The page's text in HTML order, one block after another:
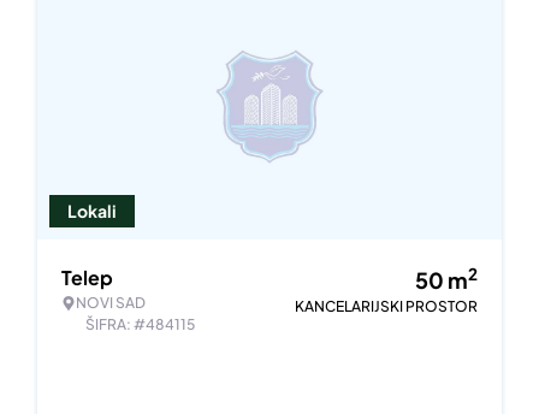
Lokali
Telep
NOVI SAD
ŠIFRA: #484115
50 m2
KANCELARIJSKI PROSTOR